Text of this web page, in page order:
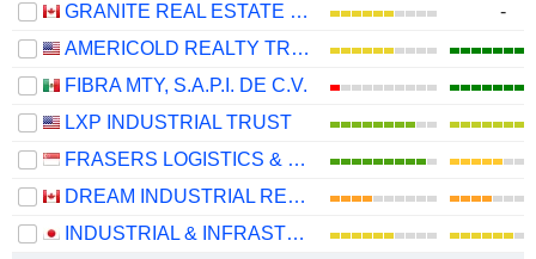
GRANITE REAL ESTATE INVESTMENT TRUST
-
AMERICOLD REALTY TRUST, INC.
FIBRA MTY, S.A.P.I. DE C.V.
LXP INDUSTRIAL TRUST
FRASERS LOGISTICS & COMMERCIAL TRUST
DREAM INDUSTRIAL REAL ESTATE INVESTMENT TRUST
INDUSTRIAL & INFRASTRUCTURE FUND INVESTMENT CORPORATION